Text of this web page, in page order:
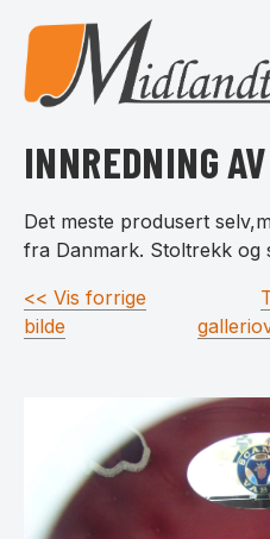
INNREDNING
Det meste produsert
fra Danmark. Stoltrekk og
<< Vis forrige
bilde